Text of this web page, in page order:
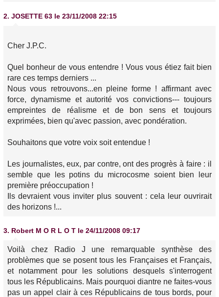
2. JOSETTE 63 le 23/11/2008 22:15
Cher J.P.C.
Quel bonheur de vous entendre ! Vous vous étiez fait bien
rare ces temps derniers ...
Nous vous retrouvons...en pleine forme ! affirmant avec
force, dynamisme et autorité vos convictions--- toujours
empreintes de réalisme et de bon sens et toujours
exprimées, bien qu'avec passion, avec pondération.
Souhaitons que votre voix soit entendue !
Les journalistes, eux, par contre, ont des progrès à faire : il
semble que les potins du microcosme soient bien leur
première préoccupation !
Ils devraient vous inviter plus souvent : cela leur ouvrirait
des horizons !...
3. Robert M O R L O T le 24/11/2008 09:17
Voilà chez Radio J une remarquable synthèse des
problèmes que se posent tous les Françaises et Français,
et notamment pour les solutions desquels s'interrogent
tous les Républicains. Mais pourquoi diantre ne faites-vous
pas un appel clair à ces Républicains de tous bords, pour